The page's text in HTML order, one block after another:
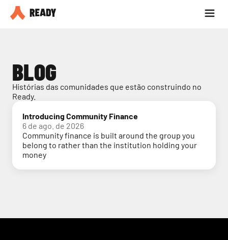
Seja parceiro
BLOG
Histórias das comunidades que estão construindo no
Ready.
Introducing Community Finance
6 de ago. de 2026
Community finance is built around the group you
belong to rather than the institution holding your
money